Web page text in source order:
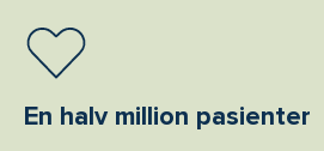
En halv million pasienter